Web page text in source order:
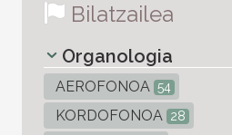
Bilatzailea
Organologia
AEROFONOA 54
KORDOFONOA 28